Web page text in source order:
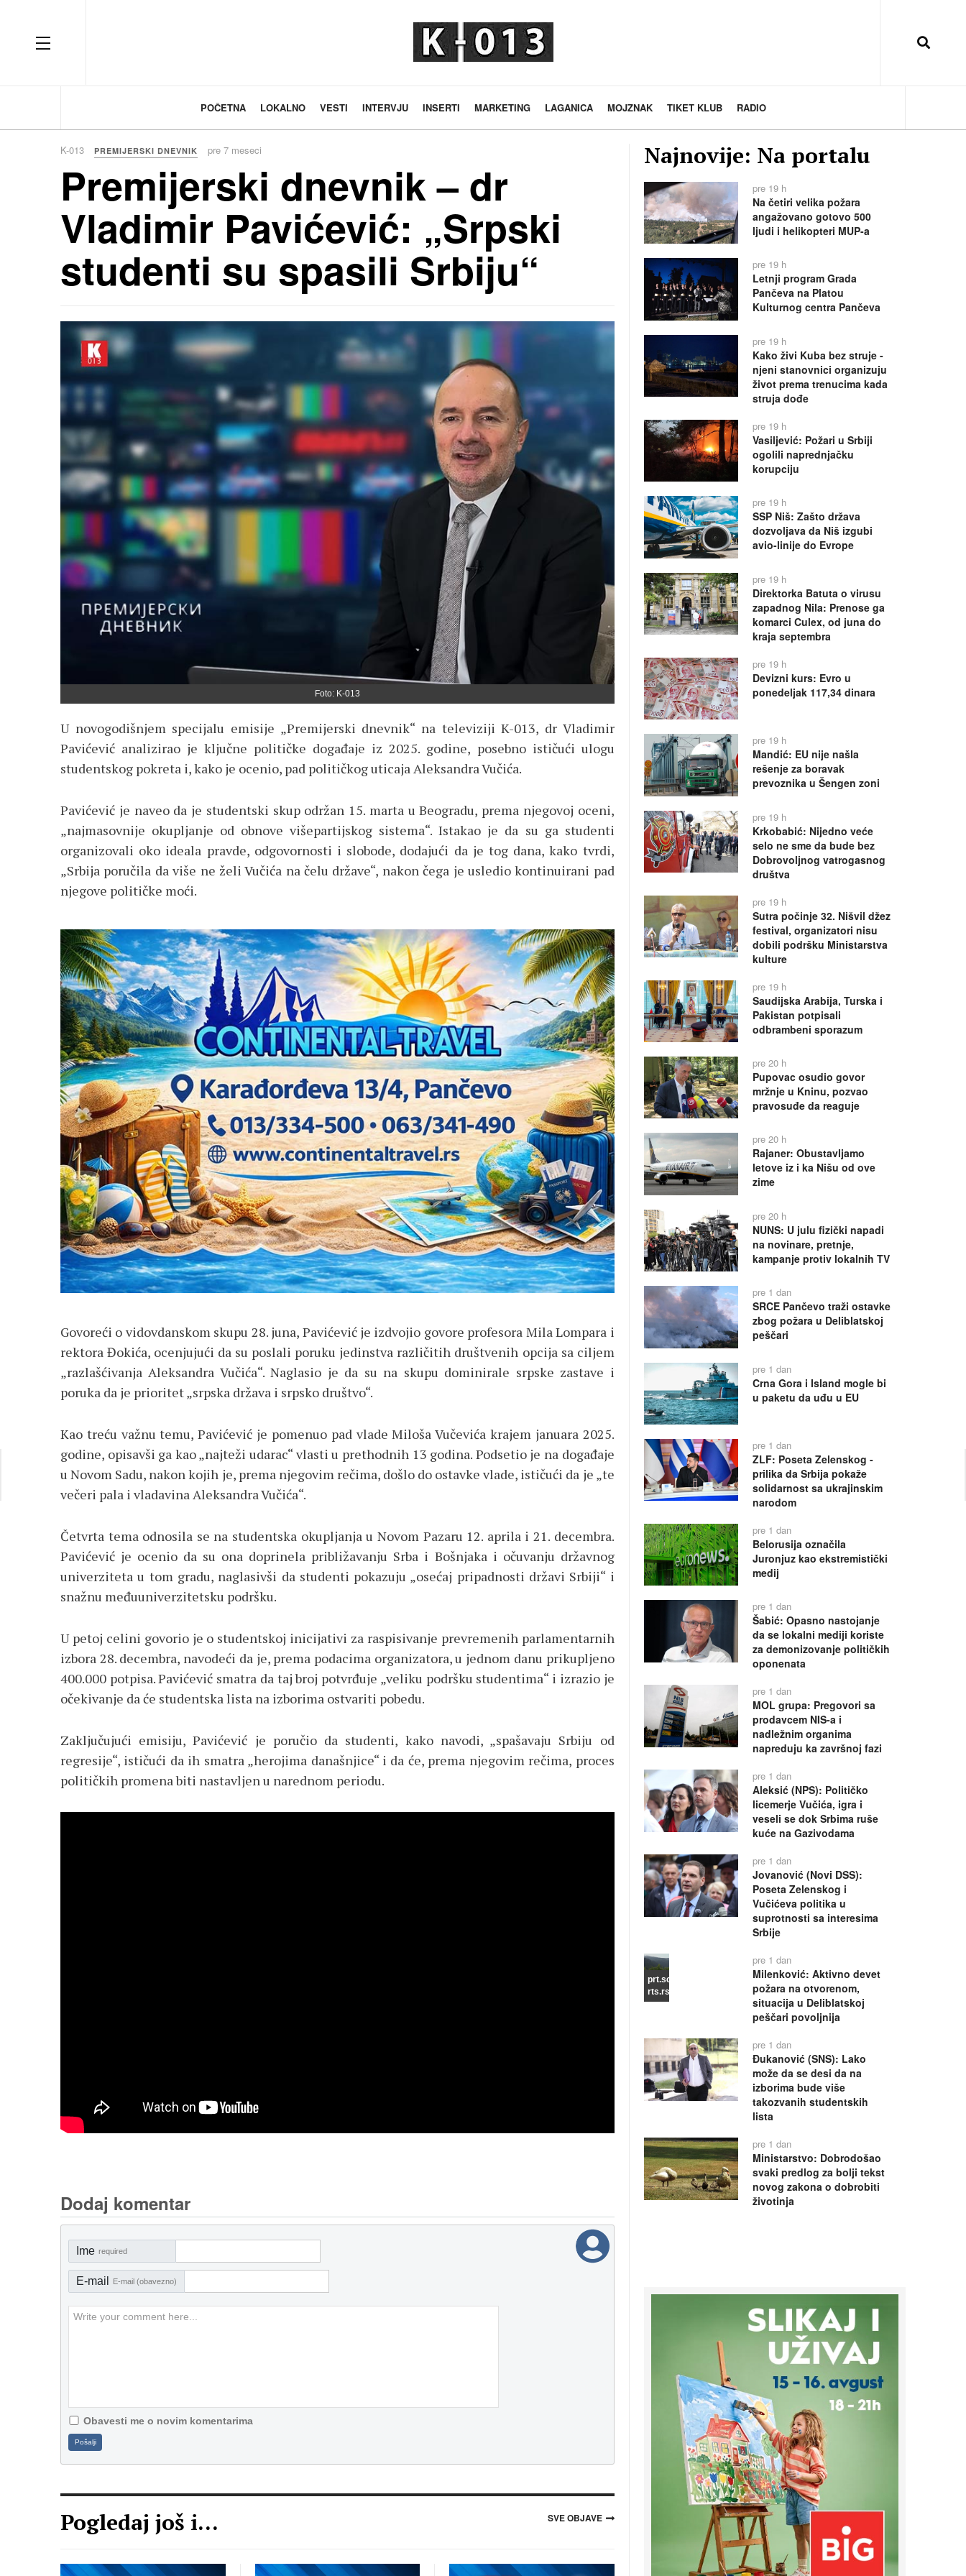
OFF CANVAS
POČETNA LOKALNO VESTI INTERVJU INSERTI MARKETING LAGANICA MOJZNAK TIKET KLUB RADIO
K-013 PREMIJERSKI DNEVNIK pre 7 meseci
Premijerski dnevnik – dr
Vladimir Pavićević: „Srpski
studenti su spasili Srbiju“
Foto: K-013
U novogodišnjem specijalu emisije „Premijerski dnevnik“ na televiziji K-013, dr Vladimir
Pavićević analizirao je ključne političke događaje iz 2025. godine, posebno ističući ulogu
studentskog pokreta i, kako je ocenio, pad političkog uticaja Aleksandra Vučića.
Pavićević je naveo da je studentski skup održan 15. marta u Beogradu, prema njegovoj oceni,
„najmasovnije okupljanje od obnove višepartijskog sistema“. Istakao je da su ga studenti
organizovali oko ideala pravde, odgovornosti i slobode, dodajući da je tog dana, kako tvrdi,
„Srbija poručila da više ne želi Vučića na čelu države“, nakon čega je usledio kontinuirani pad
njegove političke moći.
Govoreći o vidovdanskom skupu 28. juna, Pavićević je izdvojio govore profesora Mila Lompara i
rektora Đokića, ocenjujući da su poslali poruku jedinstva različitih društvenih opcija sa ciljem
„razlašćivanja Aleksandra Vučića“. Naglasio je da su na skupu dominirale srpske zastave i
poruka da je prioritet „srpska država i srpsko društvo“.
Kao treću važnu temu, Pavićević je pomenuo pad vlade Miloša Vučevića krajem januara 2025.
godine, opisavši ga kao „najteži udarac“ vlasti u prethodnih 13 godina. Podsetio je na događaje
u Novom Sadu, nakon kojih je, prema njegovim rečima, došlo do ostavke vlade, ističući da je „te
večeri pala i vladavina Aleksandra Vučića“.
Četvrta tema odnosila se na studentska okupljanja u Novom Pazaru 12. aprila i 21. decembra.
Pavićević je ocenio da su ona doprinela približavanju Srba i Bošnjaka i očuvanju državnog
univerziteta u tom gradu, naglasivši da studenti pokazuju „osećaj pripadnosti državi Srbiji“ i
snažnu međuuniverzitetsku podršku.
U petoj celini govorio je o studentskoj inicijativi za raspisivanje prevremenih parlamentarnih
izbora 28. decembra, navodeći da je, prema podacima organizatora, u jednom danu prikupljeno
400.000 potpisa. Pavićević smatra da taj broj potvrđuje „veliku podršku studentima“ i izrazio je
očekivanje da će studentska lista na izborima ostvariti pobedu.
Zaključujući emisiju, Pavićević je poručio da studenti, kako navodi, „spašavaju Srbiju od
regresije“, ističući da ih smatra „herojima današnjice“ i da će, prema njegovim rečima, proces
političkih promena biti nastavljen u narednom periodu.
Dodaj komentar
Ime required
E-mail E-mail (obavezno)
Obavesti me o novim komentarima
Pošalji
Pogledaj još i... SVE OBJAVE
Najnovije: Na portalu
pre 19 h
Na četiri velika požara
angažovano gotovo 500
ljudi i helikopteri MUP-a
pre 19 h
Letnji program Grada
Pančeva na Platou
Kulturnog centra Pančeva
pre 19 h
Kako živi Kuba bez struje -
njeni stanovnici organizuju
život prema trenucima kada
struja dođe
pre 19 h
Vasiljević: Požari u Srbiji
ogolili naprednjačku
korupciju
pre 19 h
SSP Niš: Zašto država
dozvoljava da Niš izgubi
avio-linije do Evrope
pre 19 h
Direktorka Batuta o virusu
zapadnog Nila: Prenose ga
komarci Culex, od juna do
kraja septembra
pre 19 h
Devizni kurs: Evro u
ponedeljak 117,34 dinara
pre 19 h
Mandić: EU nije našla
rešenje za boravak
prevoznika u Šengen zoni
pre 19 h
Krkobabić: Nijedno veće
selo ne sme da bude bez
Dobrovoljnog vatrogasnog
društva
pre 19 h
Sutra počinje 32. Nišvil džez
festival, organizatori nisu
dobili podršku Ministarstva
kulture
pre 19 h
Saudijska Arabija, Turska i
Pakistan potpisali
odbrambeni sporazum
pre 20 h
Pupovac osudio govor
mržnje u Kninu, pozvao
pravosuđe da reaguje
pre 20 h
Rajaner: Obustavljamo
letove iz i ka Nišu od ove
zime
pre 20 h
NUNS: U julu fizički napadi
na novinare, pretnje,
kampanje protiv lokalnih TV
pre 1 dan
SRCE Pančevo traži ostavke
zbog požara u Deliblatskoj
peščari
pre 1 dan
Crna Gora i Island mogle bi
u paketu da uđu u EU
pre 1 dan
ZLF: Poseta Zelenskog -
prilika da Srbija pokaže
solidarnost sa ukrajinskim
narodom
pre 1 dan
Belorusija označila
Juronjuz kao ekstremistički
medij
pre 1 dan
Šabić: Opasno nastojanje
da se lokalni mediji koriste
za demonizovanje političkih
oponenata
pre 1 dan
MOL grupa: Pregovori sa
prodavcem NIS-a i
nadležnim organima
napreduju ka završnoj fazi
pre 1 dan
Aleksić (NPS): Političko
licemerje Vučića, igra i
veseli se dok Srbima ruše
kuće na Gazivodama
pre 1 dan
Jovanović (Novi DSS):
Poseta Zelenskog i
Vučićeva politika u
suprotnosti sa interesima
Srbije
prt.scr
rts.rs
pre 1 dan
Milenković: Aktivno devet
požara na otvorenom,
situacija u Deliblatskoj
peščari povoljnija
pre 1 dan
Đukanović (SNS): Lako
može da se desi da na
izborima bude više
takozvanih studentskih
lista
pre 1 dan
Ministarstvo: Dobrodošao
svaki predlog za bolji tekst
novog zakona o dobrobiti
životinja